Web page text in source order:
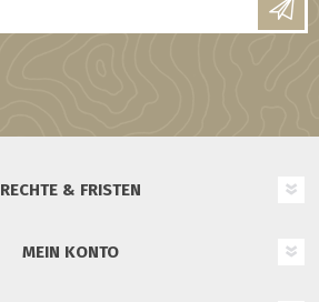
RECHTE & FRISTEN
MEIN KONTO